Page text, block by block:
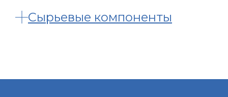
Сырьевые компоненты